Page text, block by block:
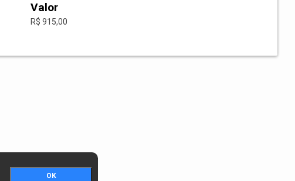
Valor
R$ 915,00
OK